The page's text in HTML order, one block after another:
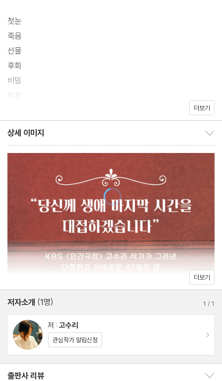
리의 첫 장편소설이다. 출간 전 브런치북 연재로 먼저 글을 접한 독
자들은 “사람 많은 전철에서 울고 말았다”, “나도 같이 열차에 오른
느낌이다”, “소설 속 한 칸에 앉아 있는 기분이다”, “까멜리아 싸롱
소파에 앉아 바흐 선율에 귀를 기울이고 싶다” 등 소설 속에 깊이 빠
져들며 열렬한 공감과 지지를 보냈다.
첫눈 내릴 때 열고 동백꽃 필 무렵 닫는 기묘한 다방, 까멜리아 싸롱.
푸른 바다가 내려다보이고 눈 내리는 동백섬 언덕에 있는 붉은 벽돌
집에서 머물게 된 사람들. 그들을 맞이하는 건 마담 여순자와 객실장
애 마지막 시간을 대접한다는 이들과 함께하는 49일 동안, 그들 사
이에 얽힌 놀라운 인생의 비밀들이 하나둘 드러난다.
누구에게나 한 걸음도 더 뗄 수 없을 것만 같은 순간이 찾아온다. 투
명 인간이라도 된 듯 누구도 나를 제대로 들여다봐주지 않는 기분이
들 때, 더는 무엇을 해야 할지 알 수 없을 때 우리는 어떻게 해야 할
까? 이승과 저승 사이의 환상적인 공간 까멜리아 싸롱에는 눈을 맞
추며 진심을 다해 이야기를 들어주는 사람들이 있다. 나이도 성별도
성격도 생각도 제각각, 너무나도 다른 여덟 명이 여덟 번의 밤을 함
께 보내는 동안 일어나는 기적과도 같은 변화는 우리 안에 내재한 힘
께하고 진솔한 대화를 나누는 것만으로도 우리는 서로를 구할 수 있
음을, 행복과 삶의 의지를 되찾을 수 있음을 부드러운 목소리로 일러
첫눈
죽음
선물
후회
비밀
위로
에필로그
작가의 말
더보기
상세 이미지
더보기
저자소개 (1명) 1 /1
저 : 고수리
관심작가 알림신청
출판사 리뷰